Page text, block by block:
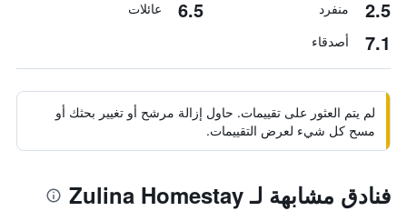
2.5 منفرد 6.5 عائلات
7.1 أصدقاء
لم يتم العثور على تقييمات. حاول إزالة مرشح أو تغيير بحثك أو
مسح كل شيء لعرض التقييمات.
فنادق مشابهة لـ Zulina Homestay